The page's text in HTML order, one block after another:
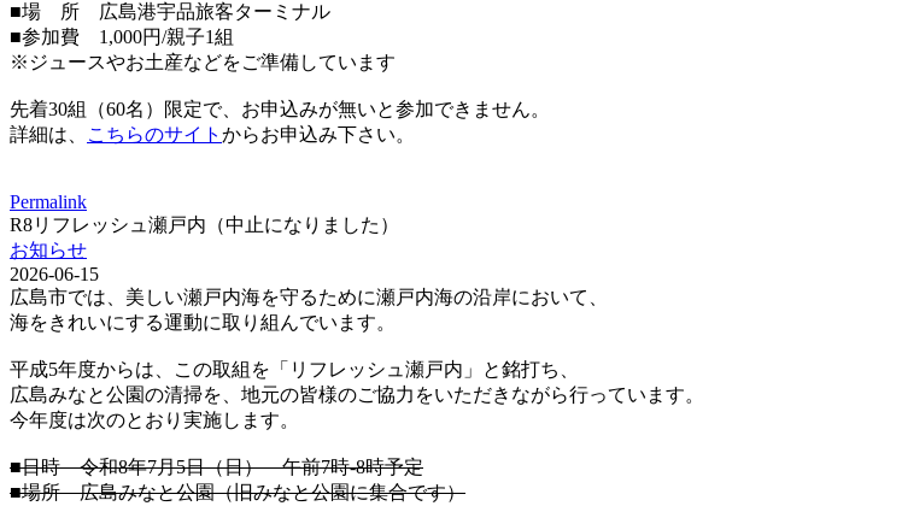
■場 所 広島港宇品旅客ターミナル
■参加費 1,000円/親子1組
※ジュースやお土産などをご準備しています
先着30組（60名）限定で、お申込みが無いと参加できません。
詳細は、
こちらのサイト からお申込み下さい。
Permalink
R8リフレッシュ瀬戸内（中止になりました）
お知らせ
2026-06-15
広島市では、美しい瀬戸内海を守るために瀬戸内海の沿岸において、
海をきれいにする運動に取り組んでいます。
平成5年度からは、この取組を「リフレッシュ瀬戸内」と銘打ち、
広島みなと公園の清掃を、地元の皆様のご協力をいただきながら行っています。
今年度は次のとおり実施します。
■日時 令和8年7月5日（日） 午前7時-8時予定
■場所 広島みなと公園（旧みなと公園に集合です）